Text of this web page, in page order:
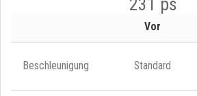
Vor
Beschleunigung Standard